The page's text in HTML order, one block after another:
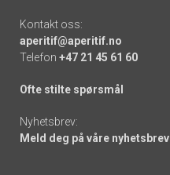
Kontakt oss:
aperitif@aperitif.no
Telefon +47 21 45 61 60
Ofte stilte spørsmål
Nyhetsbrev:
Meld deg på våre nyhetsbrev